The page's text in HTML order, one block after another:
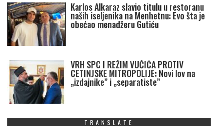
Karlos Alkaraz slavio titulu u restoranu
naših iseljenika na Menhetnu: Evo šta je
obećao menadžeru Gutiću
VRH SPC I REŽIM VUČIĆA PROTIV
CETINJSKE MITROPOLIJE: Novi lov na
„izdajnike” i „separatiste”
TRANSLATE